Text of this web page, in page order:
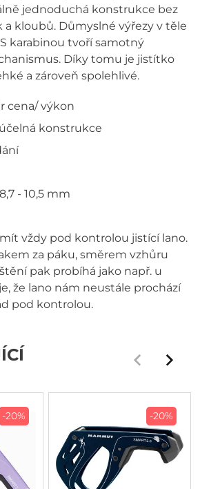
jednoduchá konstrukce bez
a kloubů. Důmyslné výřezy v těle
karabinou tvoří samotný
Díky tomu je jistítko
a zároveň spolehlivé.
cena/ výkon
konstrukce
- 10,5 mm
vždy pod kontrolou jistící lano.
za páku, směrem vzhůru
pak probíhá jako např. u
že lano nám neustále prochází
pod kontrolou.
-20% -20%